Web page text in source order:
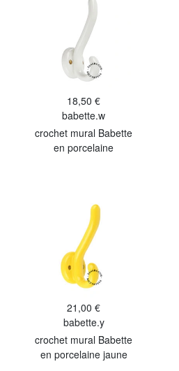
18,50 €
babette.w
crochet mural Babette
en porcelaine
21,00 €
babette.y
crochet mural Babette
en porcelaine jaune